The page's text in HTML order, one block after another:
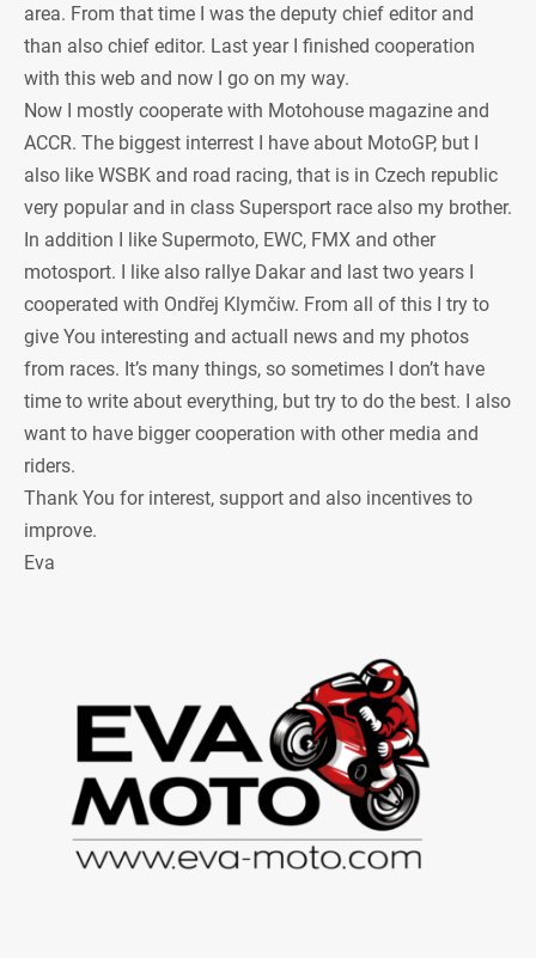
area. From that time I was the deputy chief editor and
than also chief editor. Last year I finished cooperation
with this web and now I go on my way.
Now I mostly cooperate with Motohouse magazine and
ACCR. The biggest interrest I have about MotoGP, but I
also like WSBK and road racing, that is in Czech republic
very popular and in class Supersport race also my brother.
In addition I like Supermoto, EWC, FMX and other
motosport. I like also rallye Dakar and last two years I
cooperated with Ondřej Klymčiw. From all of this I try to
give You interesting and actuall news and my photos
from races. It’s many things, so sometimes I don’t have
time to write about everything, but try to do the best. I also
want to have bigger cooperation with other media and
riders.
Thank You for interest, support and also incentives to
improve.
Eva